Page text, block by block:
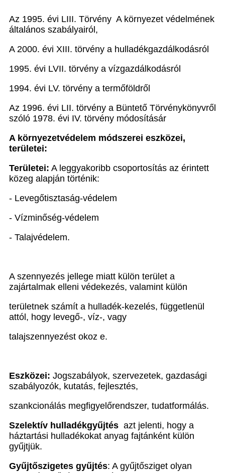
Az 1995. évi LIII. Törvény A környezet védelmének
általános szabályairól,
A 2000. évi XIII. törvény a hulladékgazdálkodásról
1995. évi LVII. törvény a vízgazdálkodásról
1994. évi LV. törvény a termőföldről
Az 1996. évi LII. törvény a Büntető Törvénykönyvről
szóló 1978. évi IV. törvény módosításár
A környezetvédelem módszerei eszközei,
területei:
Területei: A leggyakoribb csoportosítás az érintett
közeg alapján történik:
- Levegőtisztaság-védelem
- Vízminőség-védelem
- Talajvédelem.
A szennyezés jellege miatt külön terület a
zajártalmak elleni védekezés, valamint külön
területnek számít a hulladék-kezelés, függetlenül
attól, hogy levegő-, víz-, vagy
talajszennyezést okoz e.
Eszközei: Jogszabályok, szervezetek, gazdasági
szabályozók, kutatás, fejlesztés,
szankcionálás megfigyelőrendszer, tudatformálás.
Szelektív hulladékgyűjtés azt jelenti, hogy a
háztartási hulladékokat anyag fajtánként külön
gyűjtjük.
Gyűjtőszigetes gyűjtés: A gyűjtősziget olyan